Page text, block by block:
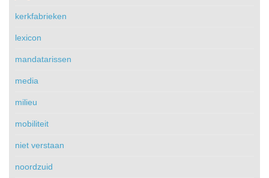
kerkfabrieken
lexicon
mandatarissen
media
milieu
mobiliteit
niet verstaan
noordzuid